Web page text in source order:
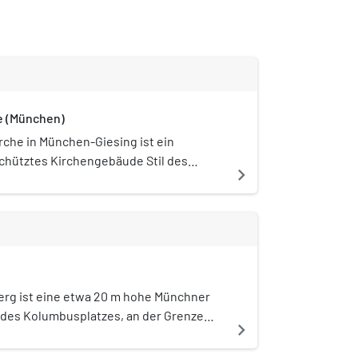
(München)
in München-Giesing ist ein
Kirchengebäude Stil des
in Obergiesing. Sie ist die Pfarrkirche
Mitgliedern eine der größten
navigate_next
ist eine etwa 20 m hohe Münchner
Kolumbusplatzes, an der Grenze
vierspurige Straße, die diese
navigate_next